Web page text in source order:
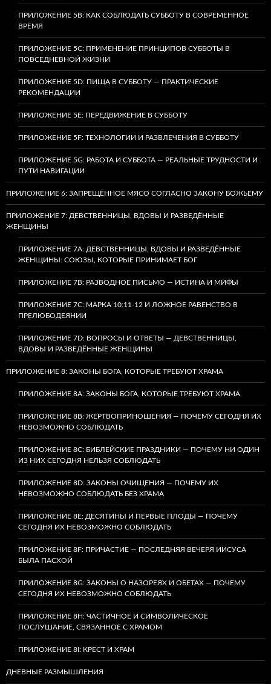
ПРИЛОЖЕНИЕ 5B: КАК СОБЛЮДАТЬ СУББОТУ В СОВРЕМЕННОЕ
ВРЕМЯ
ПРИЛОЖЕНИЕ 5C: ПРИМЕНЕНИЕ ПРИНЦИПОВ СУББОТЫ В
ПОВСЕДНЕВНОЙ ЖИЗНИ
ПРИЛОЖЕНИЕ 5D: ПИЩА В СУББОТУ — ПРАКТИЧЕСКИЕ
РЕКОМЕНДАЦИИ
ПРИЛОЖЕНИЕ 5E: ПЕРЕДВИЖЕНИЕ В СУББОТУ
ПРИЛОЖЕНИЕ 5F: ТЕХНОЛОГИИ И РАЗВЛЕЧЕНИЯ В СУББОТУ
ПРИЛОЖЕНИЕ 5G: РАБОТА И СУББОТА — РЕАЛЬНЫЕ ТРУДНОСТИ И
ПУТИ НАВИГАЦИИ
ПРИЛОЖЕНИЕ 6: ЗАПРЕЩЁННОЕ МЯСО СОГЛАСНО ЗАКОНУ БОЖЬЕМУ
ПРИЛОЖЕНИЕ 7: ДЕВСТВЕННИЦЫ, ВДОВЫ И РАЗВЕДЁННЫЕ
ЖЕНЩИНЫ
ПРИЛОЖЕНИЕ 7А: ДЕВСТВЕННИЦЫ, ВДОВЫ И РАЗВЕДЁННЫЕ
ЖЕНЩИНЫ: СОЮЗЫ, КОТОРЫЕ ПРИНИМАЕТ БОГ
ПРИЛОЖЕНИЕ 7B: РАЗВОДНОЕ ПИСЬМО — ИСТИНА И МИФЫ
ПРИЛОЖЕНИЕ 7C: МАРКА 10:11-12 И ЛОЖНОЕ РАВЕНСТВО В
ПРЕЛЮБОДЕЯНИИ
ПРИЛОЖЕНИЕ 7D: ВОПРОСЫ И ОТВЕТЫ — ДЕВСТВЕННИЦЫ,
ВДОВЫ И РАЗВЕДЁННЫЕ ЖЕНЩИНЫ
ПРИЛОЖЕНИЕ 8: ЗАКОНЫ БОГА, КОТОРЫЕ ТРЕБУЮТ ХРАМА
ПРИЛОЖЕНИЕ 8A: ЗАКОНЫ БОГА, КОТОРЫЕ ТРЕБУЮТ ХРАМА
ПРИЛОЖЕНИЕ 8B: ЖЕРТВОПРИНОШЕНИЯ — ПОЧЕМУ СЕГОДНЯ ИХ
НЕВОЗМОЖНО СОБЛЮДАТЬ
ПРИЛОЖЕНИЕ 8C: БИБЛЕЙСКИЕ ПРАЗДНИКИ — ПОЧЕМУ НИ ОДИН
ИЗ НИХ СЕГОДНЯ НЕЛЬЗЯ СОБЛЮДАТЬ
ПРИЛОЖЕНИЕ 8D: ЗАКОНЫ ОЧИЩЕНИЯ — ПОЧЕМУ ИХ
НЕВОЗМОЖНО СОБЛЮДАТЬ БЕЗ ХРАМА
ПРИЛОЖЕНИЕ 8E: ДЕСЯТИНЫ И ПЕРВЫЕ ПЛОДЫ — ПОЧЕМУ
СЕГОДНЯ ИХ НЕВОЗМОЖНО СОБЛЮДАТЬ
ПРИЛОЖЕНИЕ 8F: ПРИЧАСТИЕ — ПОСЛЕДНЯЯ ВЕЧЕРЯ ИИСУСА
БЫЛА ПАСХОЙ
ПРИЛОЖЕНИЕ 8G: ЗАКОНЫ О НАЗОРЕЯХ И ОБЕТАХ — ПОЧЕМУ
СЕГОДНЯ ИХ НЕВОЗМОЖНО СОБЛЮДАТЬ
ПРИЛОЖЕНИЕ 8H: ЧАСТИЧНОЕ И СИМВОЛИЧЕСКОЕ
ПОСЛУШАНИЕ, СВЯЗАННОЕ С ХРАМОМ
ПРИЛОЖЕНИЕ 8I: КРЕСТ И ХРАМ
ДНЕВНЫЕ РАЗМЫШЛЕНИЯ